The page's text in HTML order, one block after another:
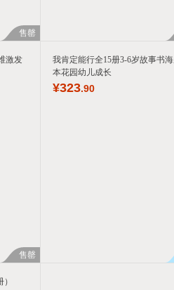
售罄
激发
售罄
我肯定能行全15册3-6岁故事书
本花园幼儿成长
¥323.90